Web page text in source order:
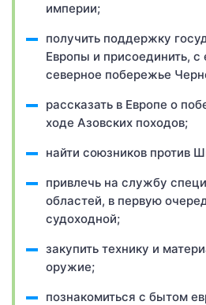
империи;
получить поддержку
Европы и присоединить,
северное побережье
рассказать в Европе о
ходе Азовских походов;
найти союзников против
привлечь на службу
областей, в первую
судоходной;
закупить технику и
оружие;
познакомиться с бытом